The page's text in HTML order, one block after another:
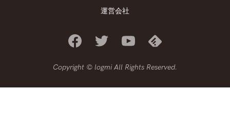
運営会社
Copyright © logmi All Rights Reserved.